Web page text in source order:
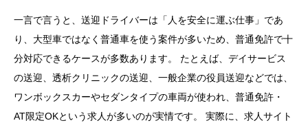
一言で言うと、送迎ドライバーは「人を安全に運ぶ仕事」であ
り、大型車ではなく普通車を使う案件が多いため、普通免許で十
分対応できるケースが多数あります。 たとえば、デイサービス
の送迎、透析クリニックの送迎、一般企業の役員送迎などでは、
ワンボックスカーやセダンタイプの車両が使われ、普通免許・
AT限定OKという求人が多いのが実情です。 実際に、求人サイト